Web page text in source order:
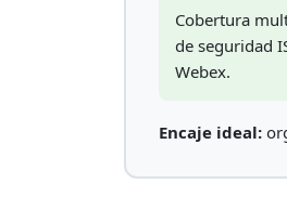
Cobertura
de seguridad
Webex.
Encaje ideal: